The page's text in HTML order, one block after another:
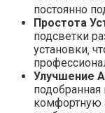
постоянно
Простота
подсветки
установки‚
Улучшение
комфортную